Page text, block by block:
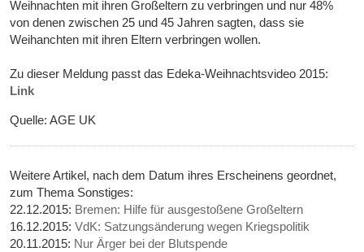
Weihnachten mit ihren Großeltern zu verbringen und nur 48%
von denen zwischen 25 und 45 Jahren sagten, dass sie
Weihanchten mit ihren Eltern verbringen wollen.
Zu dieser Meldung passt das Edeka-Weihnachtsvideo 2015:
Link
Quelle: AGE UK
Weitere Artikel, nach dem Datum ihres Erscheinens geordnet,
zum Thema Sonstiges:
22.12.2015: Bremen: Hilfe für ausgestoßene Großeltern
16.12.2015:VdK: Satzungsänderung wegen Kriegspolitik
20.11.2015: Nur Ärger bei der Blutspende